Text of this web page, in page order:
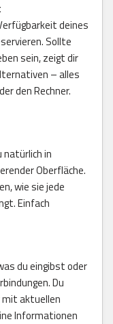
deines
Sollte
sein, zeigt dir
– alles
den Rechner.
natürlich in
Oberfläche.
wie sie jede
Einfach
du eingibst oder
Du
mit aktuellen
Informationen